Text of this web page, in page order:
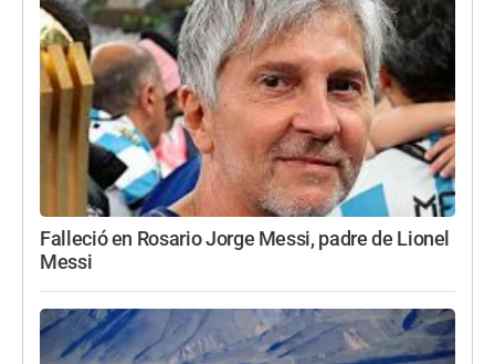
Falleció en Rosario Jorge Messi, padre de Lionel
Messi